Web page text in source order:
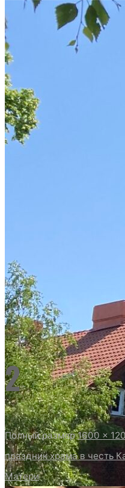
РАСПИСАНИЕ
ДУХОВЕНСТВО
ИСКАТЬ:
2
Полный размер1600 ×
праздник храма в честь
Матери